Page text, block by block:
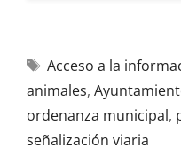
Acceso a la
animales,
ordenanza municipal,
señalización viaria